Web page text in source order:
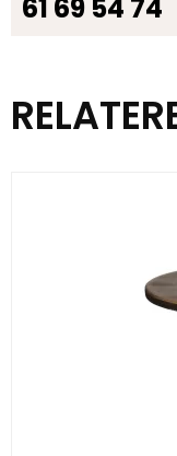
61 69 54 74